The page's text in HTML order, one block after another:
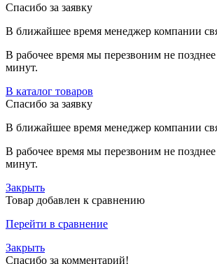
Спасибо за заявку
В ближайшее время менеджер компании
В рабочее время мы перезвоним не позднее
минут.
В каталог товаров
Спасибо за заявку
В ближайшее время менеджер компании
В рабочее время мы перезвоним не позднее
минут.
Закрыть
Товар добавлен к сравнению
Перейти в сравнение
Закрыть
Спасибо за комментарий!